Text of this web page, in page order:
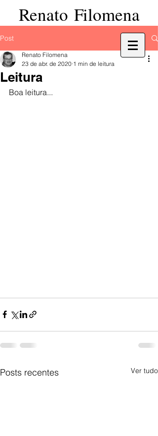
Renato Filomena
Post
Leitura
Renato Filomena
23 de abr. de 2020 1 min de leitura
Boa leitura...
Posts recentes Ver tudo